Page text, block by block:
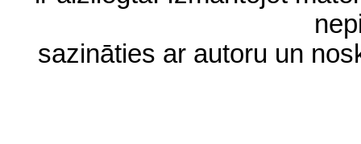
sazināties ar autoru un